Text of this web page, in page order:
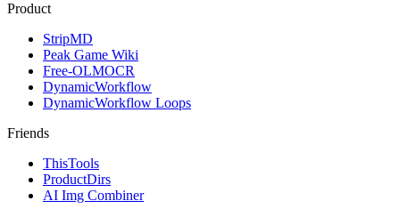
Product
StripMD
Peak Game Wiki
Free-OLMOCR
DynamicWorkflow
DynamicWorkflow Loops
Friends
ThisTools
ProductDirs
AI Img Combiner